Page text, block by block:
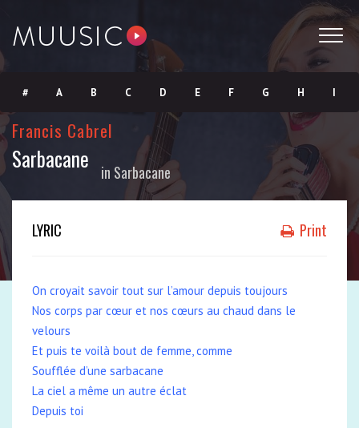
# A B C D E F G H I
J K L N R
W X
Francis Cabrel
Sarbacane in Sarbacane
LYRIC Print
On croyait savoir tout sur l’amour depuis toujours
Nos corps par cœur et nos cœurs au chaud dans le
velours
Et puis te voilà bout de femme, comme
Soufflée d’une sarbacane
La ciel a même un autre éclat
Depuis toi